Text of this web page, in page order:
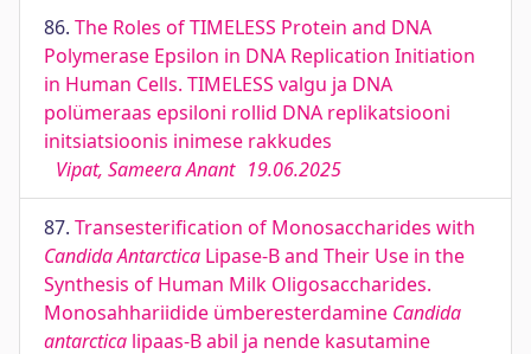
86. The Roles of TIMELESS Protein and DNA
Polymerase Epsilon in DNA Replication Initiation
in Human Cells. TIMELESS valgu ja DNA
polümeraas epsiloni rollid DNA replikatsiooni
initsiatsioonis inimese rakkudes
Vipat, Sameera Anant 19.06.2025
87. Transesterification of Monosaccharides with
Candida Antarctica Lipase-B and Their Use in the
Synthesis of Human Milk Oligosaccharides.
Monosahhariidide ümberesterdamine Candida
antarctica lipaas-B abil ja nende kasutamine